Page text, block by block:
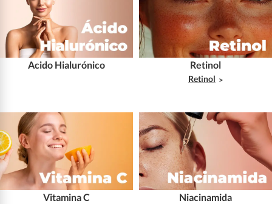
Acido Hialurónico Retinol
Retinol
Vitamina C Niacinamida